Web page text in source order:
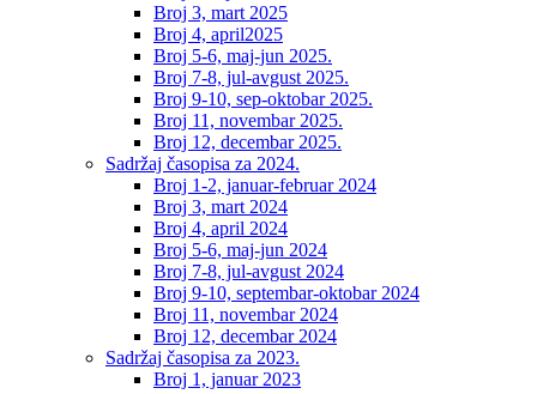
Broj 3, mart 2025
Broj 4, april2025
Broj 5-6, maj-jun 2025.
Broj 7-8, jul-avgust 2025.
Broj 9-10, sep-oktobar 2025.
Broj 11, novembar 2025.
Broj 12, decembar 2025.
Sadržaj časopisa za 2024.
Broj 1-2, januar-februar 2024
Broj 3, mart 2024
Broj 4, april 2024
Broj 5-6, maj-jun 2024
Broj 7-8, jul-avgust 2024
Broj 9-10, septembar-oktobar 2024
Broj 11, novembar 2024
Broj 12, decembar 2024
Sadržaj časopisa za 2023.
Broj 1, januar 2023